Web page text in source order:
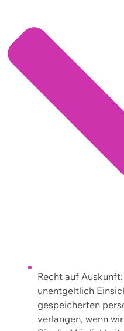
Recht auf
unentgeltlich
gespeicherten
verlangen, wenn